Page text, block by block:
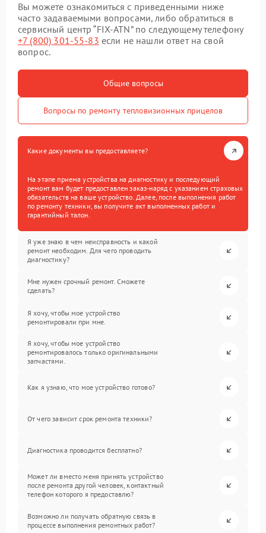
Вы можете ознакомиться с приведенными ниже
часто задаваемыми вопросами, либо обратиться в
сервисный центр “FIX-ATN” по следующему телефону
+7 (800) 301-55-83 если не нашли ответ на свой
вопрос.
Общие вопросы
Вопросы по ремонту тепловизионных прицелов
Какие документы вы предоставляете?
На этапе приема устройства на диагностику и последующий
ремонт вам будет предоставлен заказ-наряд с указанием страховых
обязательств на ваше устройство. Далее, после выполнения работ
по ремонту техники, вы получите акт выполненных работ и
гарантийный талон.
Я уже знаю в чем неисправность и какой
ремонт необходим. Для чего проводить
диагностику?
Мне нужен срочный ремонт. Сможете
сделать?
Я хочу, чтобы мое устройство
ремонтировали при мне.
Я хочу, чтобы мое устройство
ремонтировалось только оригинальными
запчастями.
Как я узнаю, что мое устройство готово?
От чего зависит срок ремонта техники?
Диагностика проводится бесплатно?
Может ли вместо меня принять устройство
после ремонта другой человек, контактный
телефон которого я предоставлю?
Возможно ли получать обратную связь в
процессе выполнения ремонтных работ?